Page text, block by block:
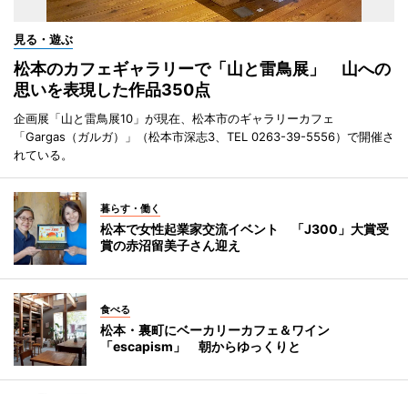
見る・遊ぶ
松本のカフェギャラリーで「山と雷鳥展」 山への
思いを表現した作品350点
企画展「山と雷鳥展10」が現在、松本市のギャラリーカフェ
「Gargas（ガルガ）」（松本市深志3、TEL 0263-39-5556）で開催さ
れている。
暮らす・働く
松本で女性起業家交流イベント 「J300」大賞受
賞の赤沼留美子さん迎え
食べる
松本・裏町にベーカリーカフェ＆ワイン
「escapism」 朝からゆっくりと